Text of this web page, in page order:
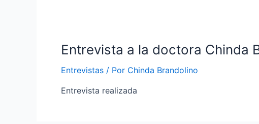
Entrevista a la doctora Chinda
Entrevistas / Por Chinda Brandolino
Entrevista realizada